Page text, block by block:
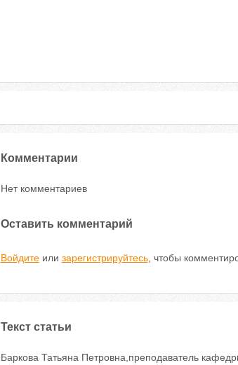
Комментарии
Нет комментариев
Оставить комментарий
Войдитеили зарегистрируйтесь, чтобы
Текст статьи
Баркова Татьяна Петровна,преподаватель